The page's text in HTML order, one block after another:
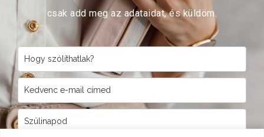
csak add meg az adataidat, és küldöm.